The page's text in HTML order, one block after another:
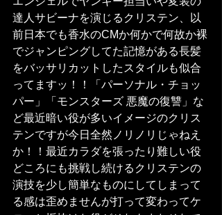
達人サビーナを演じるクリステン、以
前日本でも香水のCMか何かで何故か裸
でジャンピングしてた記憶がある長髪
をバッサリカットしたスタイルも似合
ってますッ！！「パーソナル・チョッ
パー」「モンスターズ 悪魔の復讐」な
ど最近暗い役が多いイメージのクリス
テンですが今日全然ノリノリじゃねえ
か！！最近カラダを張ったり難しい役
どころにも挑戦し続けるクリステンの
演技を少し簡単なものにしてしまって
る感は歪めませんが打って変わってケ